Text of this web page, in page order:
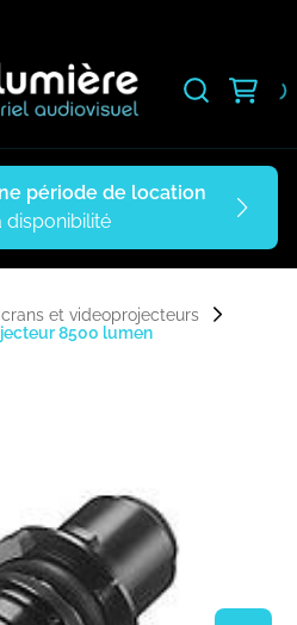
et videoprojecteurs
8500 lumen